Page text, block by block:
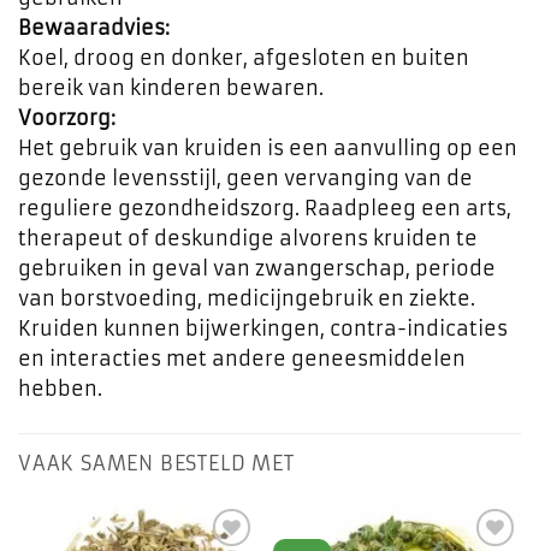
Bewaaradvies:
Koel, droog en donker, afgesloten en buiten
bereik van kinderen bewaren.
Voorzorg:
Het gebruik van kruiden is een aanvulling op een
gezonde levensstijl, geen vervanging van de
reguliere gezondheidszorg. Raadpleeg een arts,
therapeut of deskundige alvorens kruiden te
gebruiken in geval van zwangerschap, periode
van borstvoeding, medicijngebruik en ziekte.
Kruiden kunnen bijwerkingen, contra-indicaties
en interacties met andere geneesmiddelen
hebben.
VAAK SAMEN BESTELD MET